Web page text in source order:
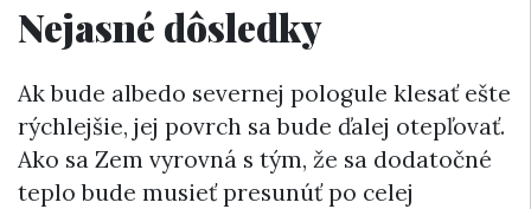
Nejasné dôsledky
Ak bude albedo severnej pologule klesať ešte
rýchlejšie, jej povrch sa bude ďalej otepľovať.
Ako sa Zem vyrovná s tým, že sa dodatočné
teplo bude musieť presunúť po celej